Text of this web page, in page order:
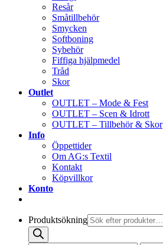
Resår
Småtillbehör
Smycken
Softboning
Sybehör
Fiffiga hjälpmedel
Tråd
Skor
Outlet
OUTLET – Mode & Fest
OUTLET – Scen & Idrott
OUTLET – Tillbehör & Skor
Info
Öppettider
Om AG:s Textil
Kontakt
Köpvillkor
Konto
Produktsökning